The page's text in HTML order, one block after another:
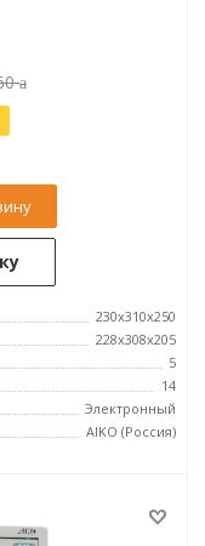
230x310x250
228x308x205
5
14
Электронный
AIKO (Россия)